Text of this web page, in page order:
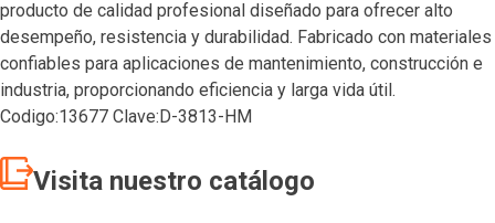
producto de calidad profesional diseñado para ofrecer alto
desempeño, resistencia y durabilidad. Fabricado con materiales
confiables para aplicaciones de mantenimiento, construcción e
industria, proporcionando eficiencia y larga vida útil.
Codigo:13677 Clave:D-3813-HM
Visita nuestro catálogo